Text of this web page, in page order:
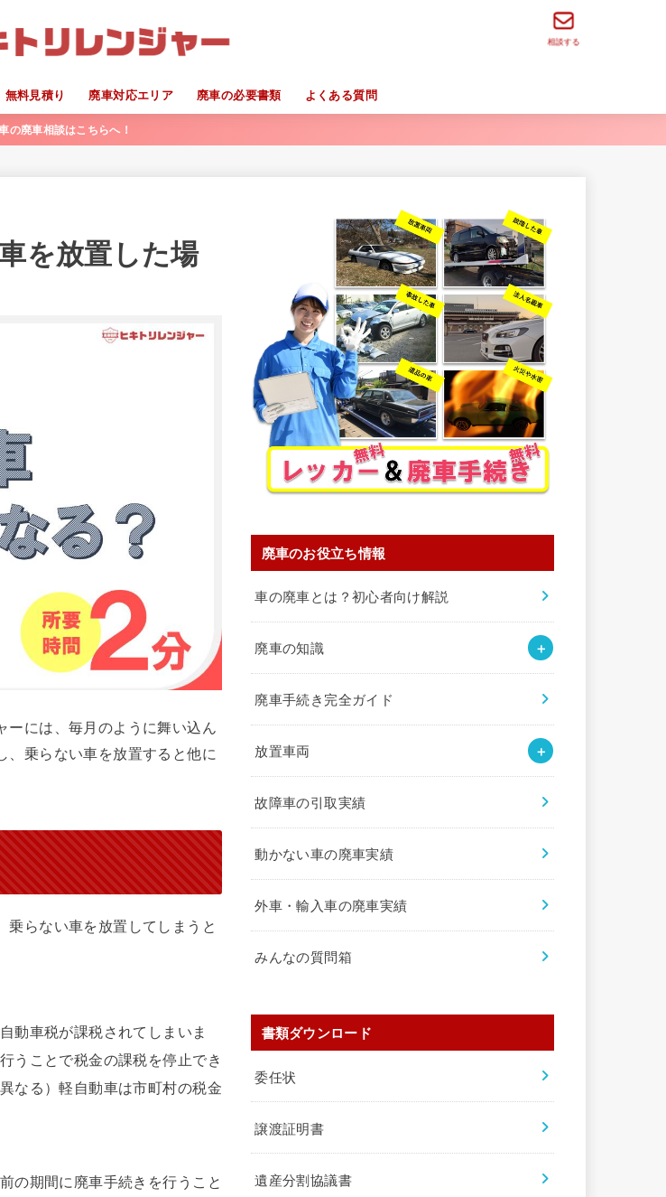
無料見積り 廃車対応エリア 廃車の必要書類 よくある質問
相談する
の廃車相談はこちらへ！
を放置した場
ーには、毎月のように舞い込ん
、乗らない車を放置すると他に
らない車を放置してしまうと
動車税が課税されてしまいま
うことで税金の課税を停止でき
なる）軽自動車は市町村の税金
の期間に廃車手続きを行うこと
廃車のお役立ち情報
車の廃車とは？初心者向け解説
廃車の知識
廃車手続き完全ガイド
放置車両
故障車の引取実績
動かない車の廃車実績
外車・輸入車の廃車実績
みんなの質問箱
書類ダウンロード
委任状
譲渡証明書
遺産分割協議書